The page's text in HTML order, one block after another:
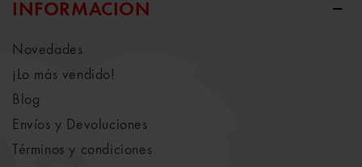
INFORMACIÓN
Novedades
¡Lo más vendido!
Blog
Envíos y Devoluciones
Términos y condiciones